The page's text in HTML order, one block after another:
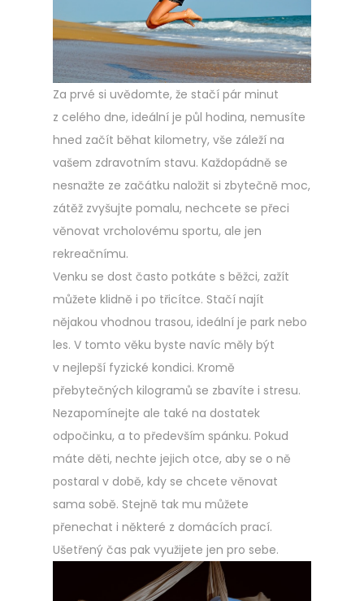
Za prvé si uvědomte, že stačí pár minut
z celého dne, ideální je půl hodina, nemusíte
hned začít běhat kilometry, vše záleží na
vašem zdravotním stavu. Každopádně se
nesnažte ze začátku naložit si zbytečně moc,
zátěž zvyšujte pomalu, nechcete se přeci
věnovat vrcholovému sportu, ale jen
rekreačnímu.
Venku se dost často potkáte s běžci, zažít
můžete klidně i po třicítce. Stačí najít
nějakou vhodnou trasou, ideální je park nebo
les. V tomto věku byste navíc měly být
v nejlepší fyzické kondici. Kromě
přebytečných kilogramů se zbavíte i stresu.
Nezapomínejte ale také na dostatek
odpočinku, a to především spánku. Pokud
máte děti, nechte jejich otce, aby se o ně
postaral v době, kdy se chcete věnovat
sama sobě. Stejně tak mu můžete
přenechat i některé z domácích prací.
Ušetřený čas pak využijete jen pro sebe.